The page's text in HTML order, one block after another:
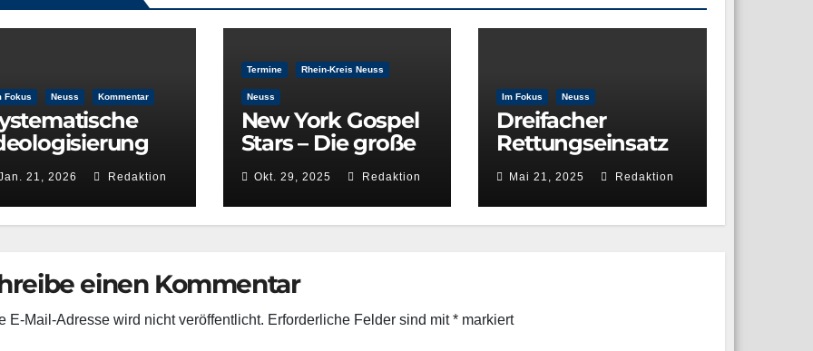
Fokus Neuss Kommentar
Die Rolle der
im
21, 2026 Redaktion
Termine Rhein-Kreis Neuss
Neuss
New York Gospel
Stars – Die große
Deutschlandtourn
ee 2025/26
Okt. 29, 2025 Redaktion
Im Fokus Neuss
Dreifacher
Rettungseinsatz
auf dem Rhein –
Wasserwacht
Neuss beweist
schnelle
Mai 21, 2025 Redaktion
einen Kommentar
E-Mail-Adresse wird nicht veröffentlicht. Erforderliche Felder sind mit* markiert